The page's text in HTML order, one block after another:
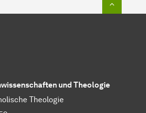
und Theologie
Theologie